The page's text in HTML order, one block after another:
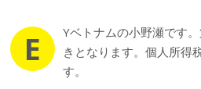
E
Yベトナムの小野瀬です
きとなります。個人所得
す。